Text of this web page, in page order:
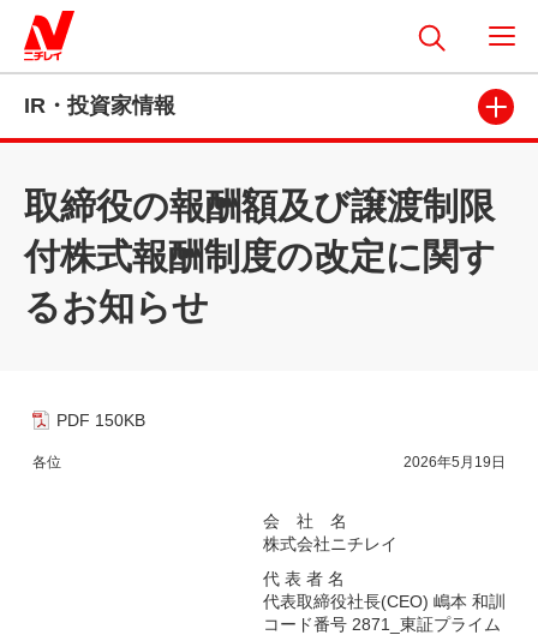
IR・投資家情報
取締役の報酬額及び譲渡制限
付株式報酬制度の改定に関す
るお知らせ
PDF 150KB
各位 2026年5月19日
会 社 名
株式会社ニチレイ
代 表 者 名
代表取締役社長(CEO) 嶋本 和訓
コード番号 2871_東証プライム